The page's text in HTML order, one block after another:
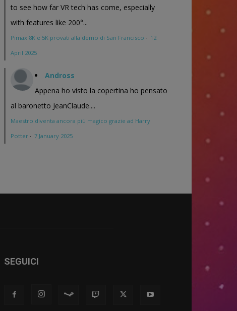
to see how far VR tech has come, especially
with features like 200°...
Pimax 8K e 5K provati alla demo di San Francisco · 12
April 2025
Andross
Appena ho visto la copertina ho pensato
al baronetto JeanClaude....
Maestro diventa ancora più magico grazie ad Harry
Potter · 7 January 2025
SEGUICI